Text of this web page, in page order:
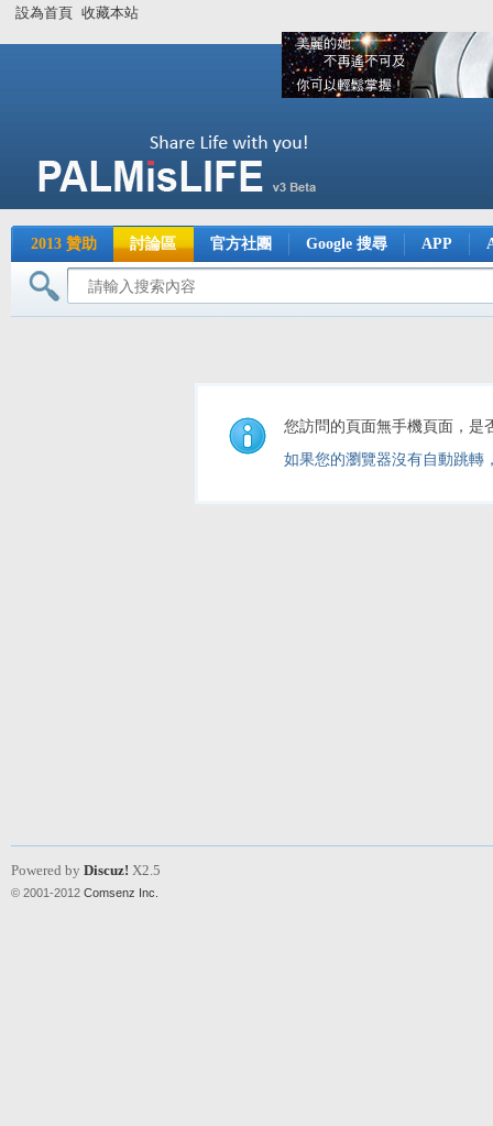
設為首頁 收藏本站
2013 贊助 討論區 官方社團 Google 搜尋 APP
您訪問的頁面無手機頁面，是
如果您的瀏覽器沒有自動跳轉
Powered by Discuz! X2.5
© 2001-2012 Comsenz Inc.